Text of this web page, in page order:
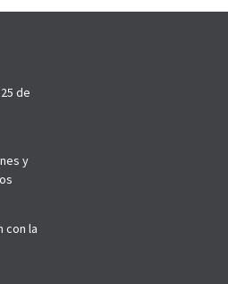
de
y
con la